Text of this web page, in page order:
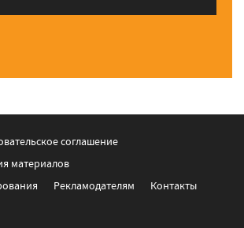
соглашение
материалов
Рекламодателям Контакты